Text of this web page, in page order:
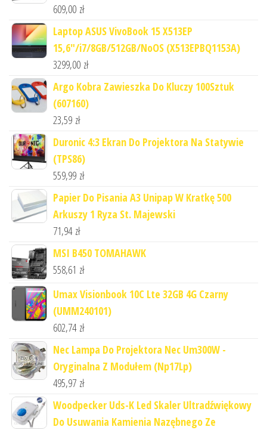
609,00 zł
Laptop ASUS VivoBook 15 X513EP
15,6"/i7/8GB/512GB/NoOS (X513EPBQ1153A)
3299,00 zł
Argo Kobra Zawieszka Do Kluczy 100Sztuk
(607160)
23,59 zł
Duronic 4:3 Ekran Do Projektora Na Statywie
(TPS86)
559,99 zł
Papier Do Pisania A3 Unipap W Kratkę 500
Arkuszy 1 Ryza St. Majewski
71,94 zł
MSI B450 TOMAHAWK
558,61 zł
Umax Visionbook 10C Lte 32GB 4G Czarny
(UMM240101)
602,74 zł
Nec Lampa Do Projektora Nec Um300W -
Oryginalna Z Modułem (Np17Lp)
495,97 zł
Woodpecker Uds-K Led Skaler Ultradźwiękowy
Do Usuwania Kamienia Nazębnego Ze